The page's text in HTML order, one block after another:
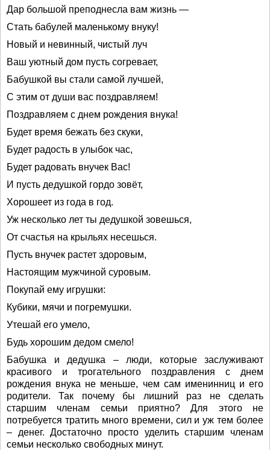
Дар большой преподнесла вам жизнь —
Стать бабулей маленькому внуку!
Новый и невинный, чистый луч
Ваш уютный дом пусть согревает,
Бабушкой вы стали самой лучшей,
С этим от души вас поздравляем!
Поздравляем с днем рождения внука!
Будет время бежать без скуки,
Будет радость в улыбок час,
Будет радовать внучек Вас!
И пусть дедушкой гордо зовёт,
Хорошеет из года в год.
Уж несколько лет ты дедушкой зовешься,
От счастья на крыльях несешься.
Пусть внучек растет здоровым,
Настоящим мужчиной суровым.
Покупай ему игрушки:
Кубики, мячи и погремушки.
Утешай его умело,
Будь хорошим дедом смело!
Бабушка и дедушка – люди, которые заслуживают
красивого и трогательного поздравления с днем
рождения внука не меньше, чем сам именинниц и его
родители. Так почему бы лишний раз не сделать
старшим членам семьи приятно? Для этого не
потребуется тратить много времени, сил и уж тем более
– денег. Достаточно просто уделить старшим членам
семьи несколько свободных минут.